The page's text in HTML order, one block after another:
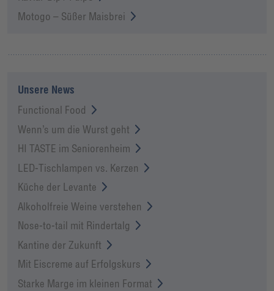
Motogo – Süßer Maisbrei
Unsere News
Functional Food
Wenn’s um die Wurst geht
HI TASTE im Seniorenheim
LED-Tischlampen vs. Kerzen
Küche der Levante
Alkoholfreie Weine verstehen
Nose-to-tail mit Rindertalg
Kantine der Zukunft
Mit Eiscreme auf Erfolgskurs
Starke Marge im kleinen Format